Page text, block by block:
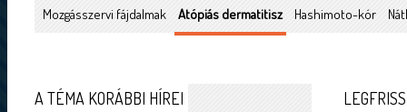
Mozgásszervi fájdalmak Atópiás dermatitisz Hashimoto-kór
A TÉMA KORÁBBI HÍREI